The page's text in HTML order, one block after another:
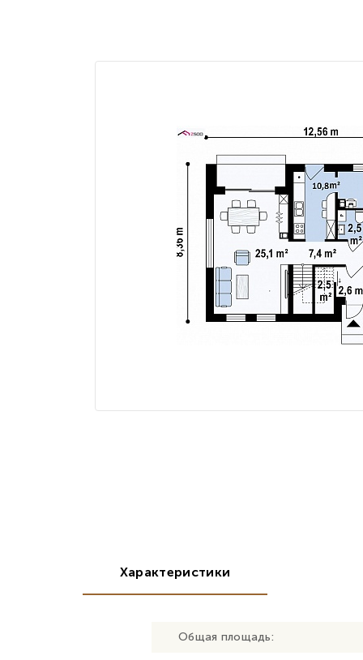
Характеристики
Общая площадь: